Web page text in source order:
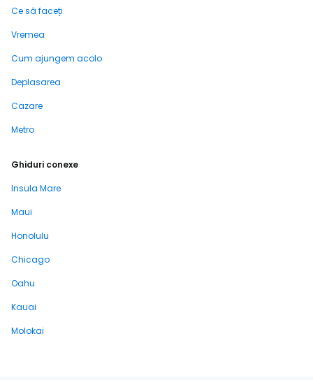
Ce să faceți
Vremea
Cum ajungem acolo
Deplasarea
Cazare
Metro
Ghiduri conexe
Insula Mare
Maui
Honolulu
Chicago
Oahu
Kauai
Molokai